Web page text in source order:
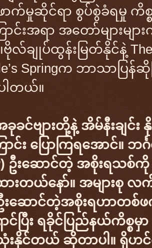
ောက်မှုဆိုင်ရာ စွပ်စွဲခံရမှု ကိ
င်းအရာ အတော်များမျာ
လ်ချုပ်ထွန်းမြတ်နိုင်နဲ့
Springက ဘာသာပြန်ဆို
တယ်။
ခုခင်ဗျားတို့နဲ့ အိမ်နီးချ
င်း ပြောကြရအောင်။ ဘ
ဦးဆောင်တဲ့ အစိုးရသစ်ကို
ထားတယ်နော်။ အများ
းဆောင်တဲ့အစိုးရဟာတစ်ဖ
င်ပြီး ရခိုင်ပြည်နယ်ကိစ္စ
းနိုင်တယ် ဆိုတာပါ။ ရိုဟင်